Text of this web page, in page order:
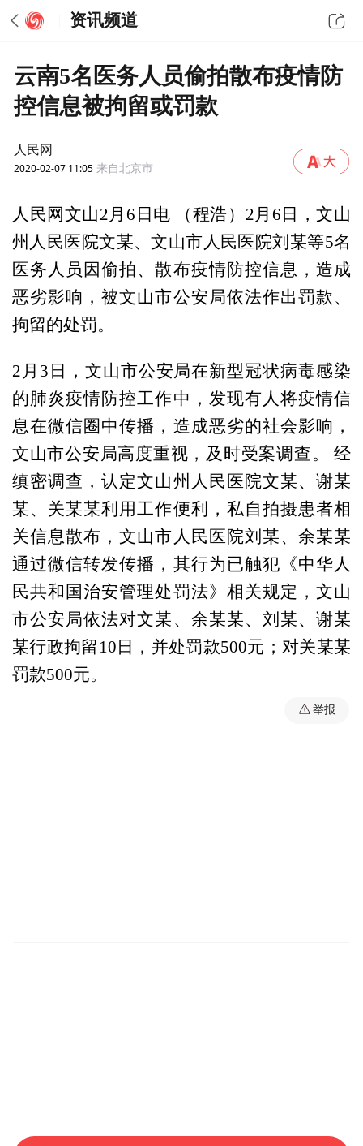
资讯频道
云南5名医务人员偷拍散布疫情防
控信息被拘留或罚款
人民网
2020-02-07 11:05 来自北京市
人民网文山2月6日电 （程浩）2月6日，文山
州人民医院文某、文山市人民医院刘某等5名
医务人员因偷拍、散布疫情防控信息，造成
恶劣影响，被文山市公安局依法作出罚款、
拘留的处罚。
2月3日，文山市公安局在新型冠状病毒感染
的肺炎疫情防控工作中，发现有人将疫情信
息在微信圈中传播，造成恶劣的社会影响，
文山市公安局高度重视，及时受案调查。 经
缜密调查，认定文山州人民医院文某、谢某
某、关某某利用工作便利，私自拍摄患者相
关信息散布，文山市人民医院刘某、余某某
通过微信转发传播，其行为已触犯《中华人
民共和国治安管理处罚法》相关规定，文山
市公安局依法对文某、余某某、刘某、谢某
某行政拘留10日，并处罚款500元；对关某某
罚款500元。
举报